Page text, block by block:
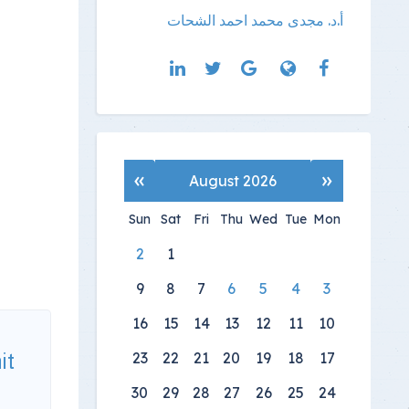
أ.د. مجدى محمد احمد الشحات
«
August 2026
»
Mon
Tue
Wed
Thu
Fri
Sat
Sun
1
2
3
4
5
6
7
8
9
10
11
12
13
14
15
16
17
18
19
20
21
22
23
24
25
26
27
28
29
30